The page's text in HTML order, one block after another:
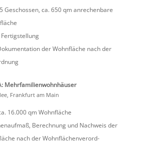
Geschossen, ca. 650 qm anrechen­bare
der Wohnfläche nach der
Mehrfamilienwohnhäuser
Frank­furt am Main
16.000 qm Wohnfläche
Berech­nung und Nachweis der
nach der Wohnflä­chen­ver­ord­